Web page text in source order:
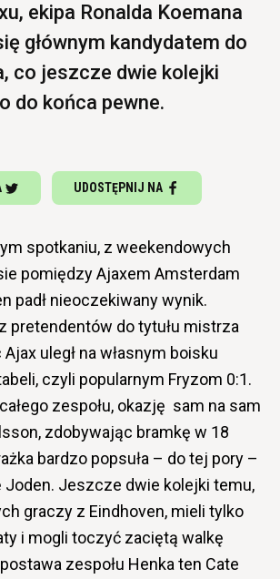
ekipa Ronalda Koemana
głównym kandydatem do
co jeszcze dwie kolejki
do końca pewne.
UDOSTĘPNIJ NA
spotkaniu, z weekendowych
pomiędzy Ajaxem Amsterdam
padł nieoczekiwany wynik.
pretendentów do tytułu mistrza
uległ na własnym boisku
czyli popularnym Fryzom 0:1.
zespołu, okazję sam na sam
zdobywając bramkę w 18
bardzo popsuła – do tej pory –
Joden. Jeszcze dwie kolejki temu,
graczy z Eindhoven, mieli tylko
i mogli toczyć zaciętą walkę
zespołu Henka ten Cate